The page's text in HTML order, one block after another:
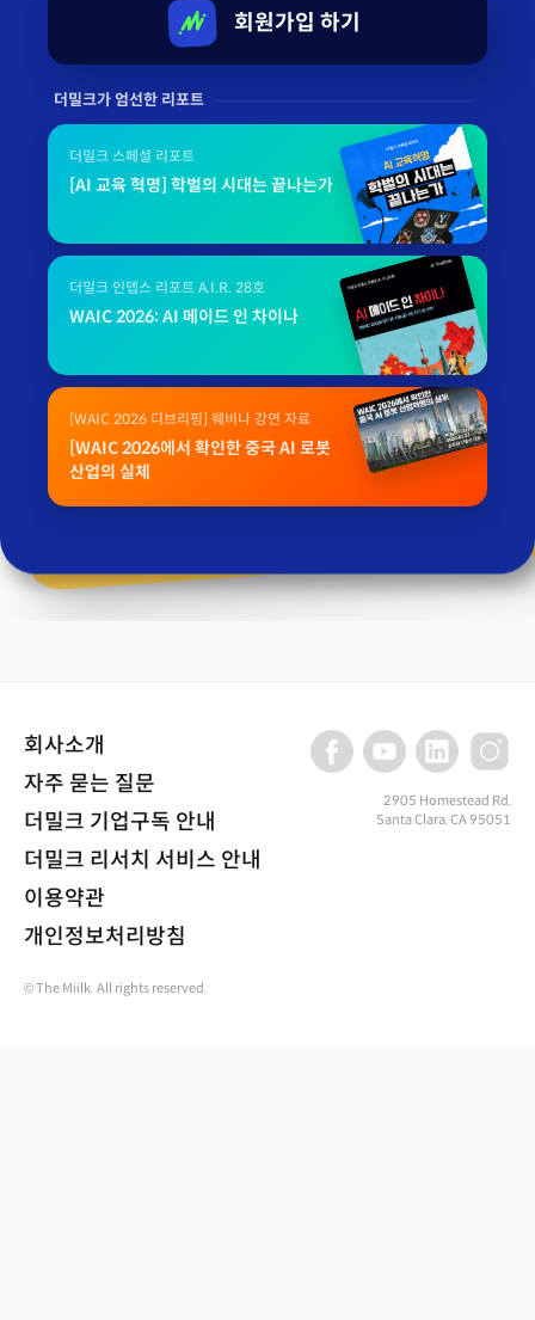
회원가입 하기
더밀크가 엄선한 리포트
더밀크 스페셜 리포트
[AI 교육 혁명] 학벌의 시대는 끝나는가
더밀크 인뎁스 리포트 A.I.R. 28호
WAIC 2026: AI 메이드 인 차이나
[WAIC 2026 디브리핑] 웨비나 강연 자료
[WAIC 2026에서 확인한 중국 AI 로봇
산업의 실체
회사소개
자주 묻는 질문
더밀크 기업구독 안내
더밀크 리서치 서비스 안내
이용약관
개인정보처리방침
2905 Homestead Rd,
Santa Clara, CA 95051
© The Miilk. All rights reserved.